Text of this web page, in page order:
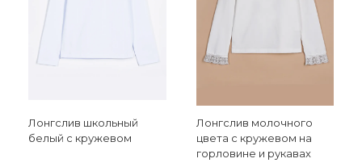
Лонгслив школьный
белый с кружевом
Лонгслив молочного
цвета с кружевом на
горловине и рукавах